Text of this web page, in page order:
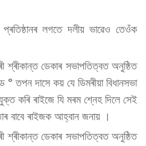
লগতে দলীয় ভাৱেও তেওঁক
শ্ৰীকান্ত ডেকাৰ সভাপতিত্বত অনুষ্ঠিত
° তপন দাসে কয় যে ডিমৰীয়া বিধানসভা
কৰি ৰাইজে যি মৰম শ্নেহ দিলে সেই
বাবে ৰাইজক আহ্বান জনায় ।
শ্ৰীকান্ত ডেকাৰ সভাপতিত্বত অনুষ্ঠিত